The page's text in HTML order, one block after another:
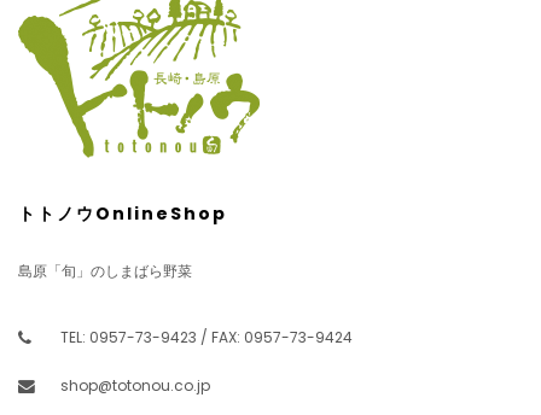
トトノウOnlineShop
島原「旬」のしまばら野菜
TEL: 0957-73-9423 / FAX: 0957-73-9424
shop@totonou.co.jp